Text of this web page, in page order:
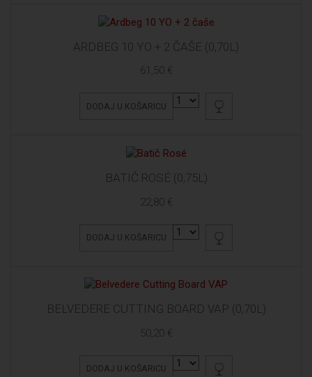
ARDBEG 10 YO + 2 ČAŠE (0,70L)
61,50 €
DODAJ U KOŠARICU
BATIČ ROSÉ (0,75L)
22,80 €
DODAJ U KOŠARICU
BELVEDERE CUTTING BOARD VAP (0,70L)
50,20 €
DODAJ U KOŠARICU